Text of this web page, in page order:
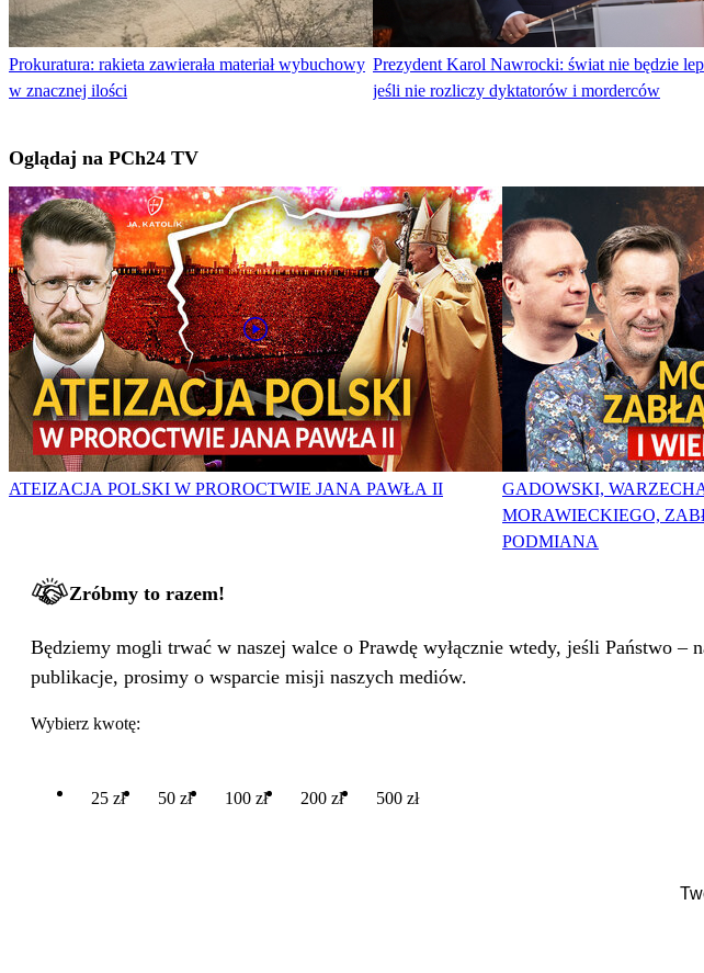
Prokuratura: rakieta zawierała materiał wybuchowy
w znacznej ilości
Prezydent Karol Nawrocki: świat nie będzie
jeśli nie rozliczy dyktatorów i morderców
Oglądaj na PCh24 TV
ATEIZACJA POLSKI W PROROCTWIE JANA PAWŁA II
GADOWSKI,
MORAWIECKIEGO,
PODMIANA
Zróbmy to razem!
Będziemy mogli trwać w naszej walce o Prawdę wyłącznie wtedy, jeśli Państwo
publikacje, prosimy o wsparcie misji naszych mediów.
Wybierz kwotę:
25 zł 50 zł 100 zł 200 zł 500 zł